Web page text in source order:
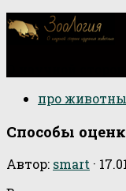
про
Способы
Автор: smart ·